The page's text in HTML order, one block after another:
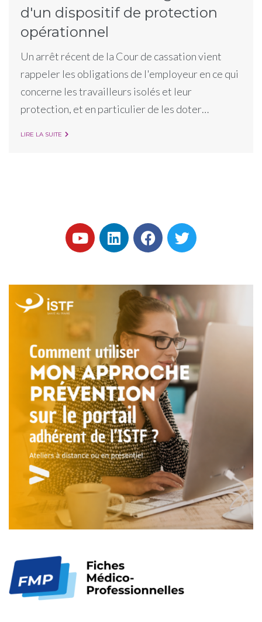
d'un dispositif de protection
opérationnel
Un arrêt récent de la Cour de cassation vient
rappeler les obligations de l'employeur en ce qui
concerne les travailleurs isolés et leur
protection, et en particulier de les doter…
LIRE LA SUITE